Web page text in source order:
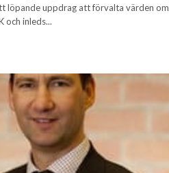
löpande uppdrag att förvalta värden om
och inleds...